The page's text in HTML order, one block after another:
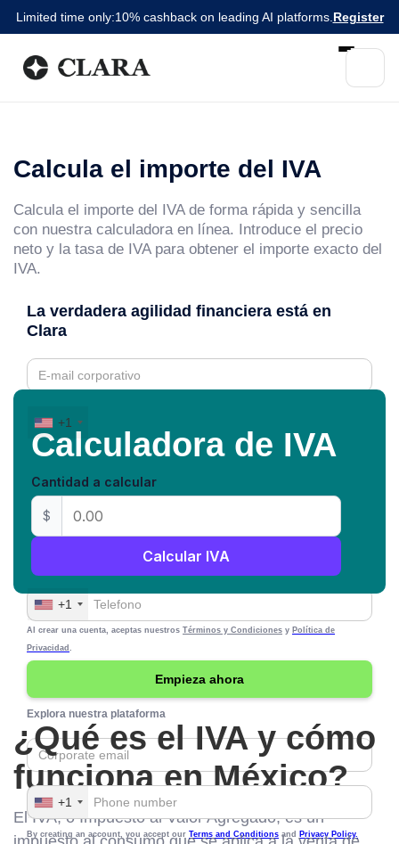
Limited time only:10% cashback on leading AI platforms. Register
Calcula el importe del IVA
Calcula el importe del IVA de forma rápida y sencilla
con nuestra calculadora en línea. Introduce el precio
neto y la tasa de IVA para obtener el importe exacto del
IVA.
La verdadera agilidad financiera está en
Clara
+1
Aceito os Termos e Condições e a Política de Privacidade
Conheça nossa plataforma
+1
Al crear una cuenta, aceptas nuestros Términos y Condiciones y Política de
Privacidad .
Explora nuestra plataforma
+1
By creating an account, you accept our Terms and Conditions and Privacy Policy.
Calculadora de IVA
Cantidad a calcular
$
Calcular IVA
¿Qué es el IVA y cómo
funciona en México?
El IVA, o Impuesto al Valor Agregado, es un